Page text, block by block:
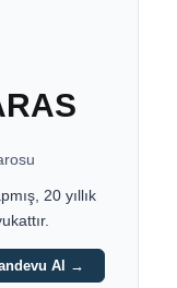
20 yıllık
Al →